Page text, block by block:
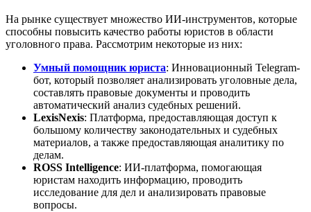
На рынке существует множество ИИ-инструментов, которые
способны повысить качество работы юристов в области
уголовного права. Рассмотрим некоторые из них:
Умный помощник юриста: Инновационный Telegram-
бот, который позволяет анализировать уголовные дела,
составлять правовые документы и проводить
автоматический анализ судебных решений.
LexisNexis: Платформа, предоставляющая доступ к
большому количеству законодательных и судебных
материалов, а также предоставляющая аналитику по
делам.
ROSS Intelligence: ИИ-платформа, помогающая
юристам находить информацию, проводить
исследование для дел и анализировать правовые
вопросы.